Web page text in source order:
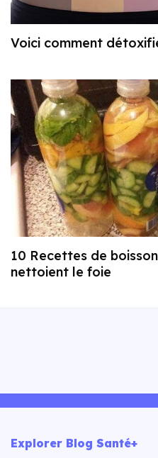
Voici comment
10 Recettes de
nettoient le foie
Explorer Blog Santé+